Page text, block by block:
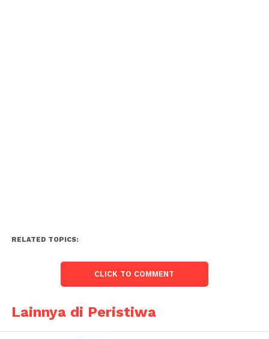
RELATED TOPICS:
CLICK TO COMMENT
Lainnya di Peristiwa